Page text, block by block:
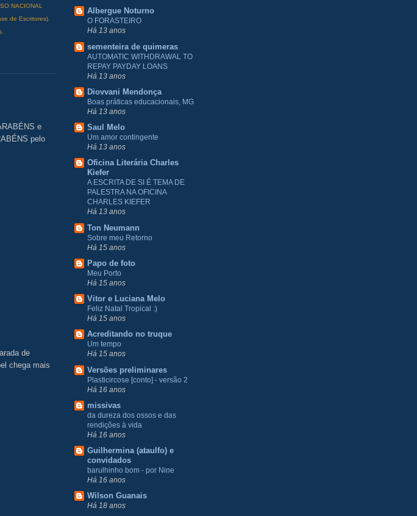
NACIONAL
de Escritores).
e
pelo
de
chega mais
Albergue Noturno
O FORASTEIRO
Há 13 anos
sementeira de quimeras
AUTOMATIC WITHDRAWAL TO
REPAY PAYDAY LOANS
Há 13 anos
Diovvani Mendonça
Boas práticas educacionais, MG
Há 13 anos
Saul Melo
Um amor contingente
Há 13 anos
Oficina Literária Charles
Kiefer
A ESCRITA DE SI É TEMA DE
PALESTRA NA OFICINA
CHARLES KIEFER
Há 13 anos
Ton Neumann
Sobre meu Retorno
Há 15 anos
Papo de foto
Meu Porto
Há 15 anos
Vitor e Luciana Melo
Feliz Natal Tropical :)
Há 15 anos
Acreditando no truque
Um tempo
Há 15 anos
Versões preliminares
Plasticircose [conto] - versão 2
Há 16 anos
missivas
da dureza dos ossos e das
rendições à vida
Há 16 anos
Guilhermina (ataulfo) e
convidados
barulhinho bom - por Nine
Há 16 anos
Wilson Guanais
Há 18 anos